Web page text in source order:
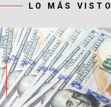
LO MÁS VISTO